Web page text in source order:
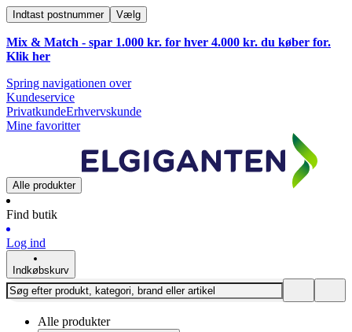
Indtast postnummer Vælg
Mix & Match - spar 1.000 kr. for hver 4.000 kr. du køber for.
Klik her
Spring navigationen over
Kundeservice
PrivatkundeErhvervskunde
Mine favoritter
Alle produkter
Find butik
Log ind
Indkøbskurv
Alle produkter